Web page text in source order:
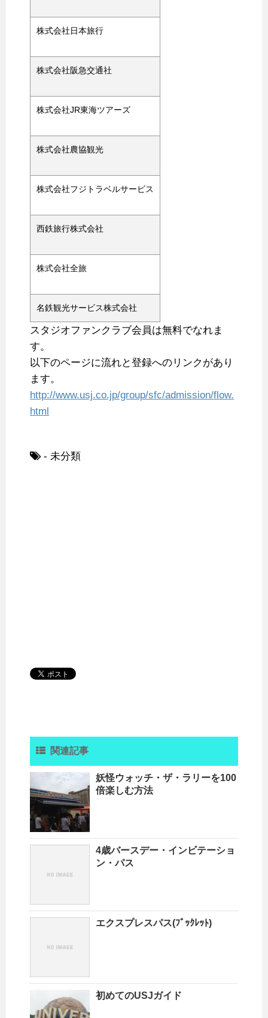
株式会社日本旅行
株式会社阪急交通社
株式会社JR東海ツアーズ
株式会社農協観光
株式会社フジトラベルサービス
西鉄旅行株式会社
株式会社全旅
名鉄観光サービス株式会社
スタジオファンクラブ会員は無料でなれま
す。
以下のページに流れと登録へのリンクがあり
ます。
http://www.usj.co.jp/group/sfc/admission/flow.
html
- 未分類
関連記事
妖怪ウォッチ・ザ・ラリーを100
倍楽しむ方法
4歳バースデー・インビテーショ
ン・パス
エクスプレスパス(ﾌﾞｯｸﾚｯﾄ)
初めてのUSJガイド